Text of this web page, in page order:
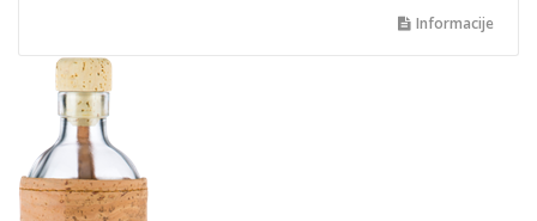
Informacije